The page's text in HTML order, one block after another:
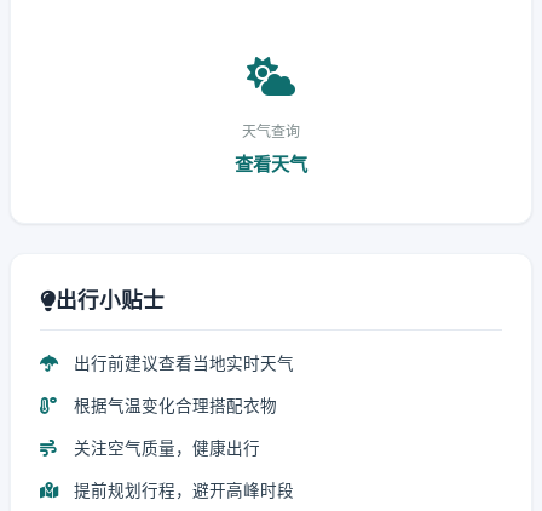
天气查询
查看天气
出行小贴士
出行前建议查看当地实时天气
根据气温变化合理搭配衣物
关注空气质量，健康出行
提前规划行程，避开高峰时段